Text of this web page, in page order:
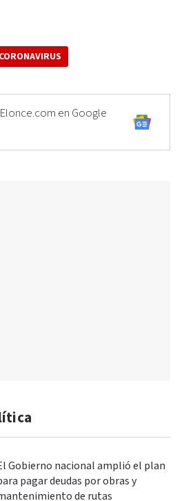
CORONAVIRUS
en Google
Gobierno nacional amplió el plan
pagar deudas por obras y
de rutas